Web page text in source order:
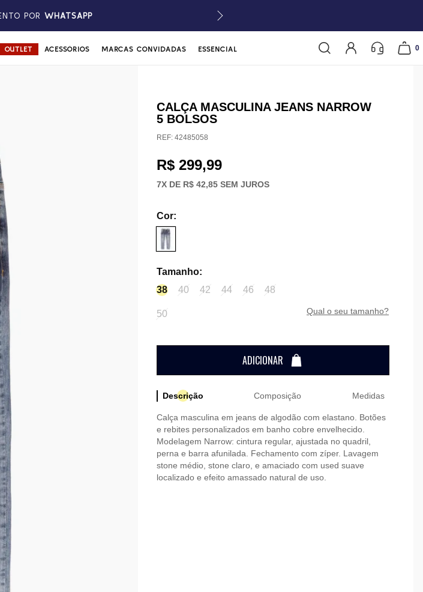
POR WHATSAPP
OUTLET ACESSÓRIOS MARCAS CONVIDADAS ESSENCIAL 0
CALÇA MASCULINA JEANS NARROW
5 BOLSOS
REF: 42485058
R$ 299,99
7X DE R$ 42,85SEM JUROS
Cor:
Tamanho:
38
40 42 44 46 48
50 qual o seu tamanho?
ADICIONAR
Descrição Composição Medidas
Calça masculina em jeans de algodão com elastano. Botões
e rebites personalizados em banho cobre envelhecido.
Modelagem Narrow: cintura regular, ajustada no quadril,
perna e barra afunilada. Fechamento com zíper. Lavagem
stone médio, stone claro, e amaciado com used suave
localizado e efeito amassado natural de uso.